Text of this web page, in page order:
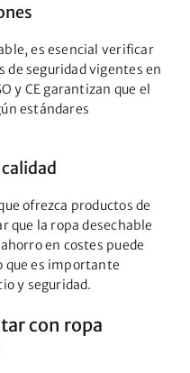
es esencial verificar
de seguridad vigentes en
y CE garantizan que el
estándares
ofrezca productos de
que la ropa desechable
en costes puede
que es importante
y seguridad.
con ropa